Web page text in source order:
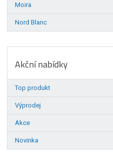
Moira
Nord Blanc
Akční nabídky
Top produkt
Výprodej
Akce
Novinka